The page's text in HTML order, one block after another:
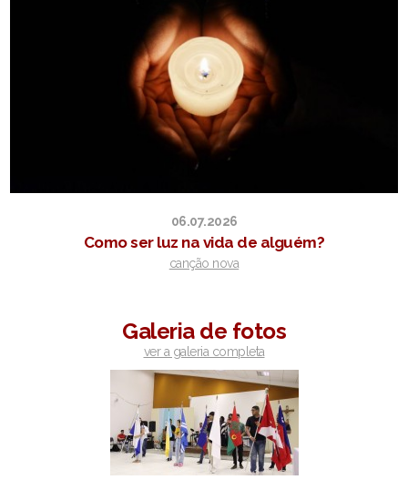
06.07.2026
Como ser luz na vida de alguém?
canção nova
Galeria de fotos
ver a galeria completa